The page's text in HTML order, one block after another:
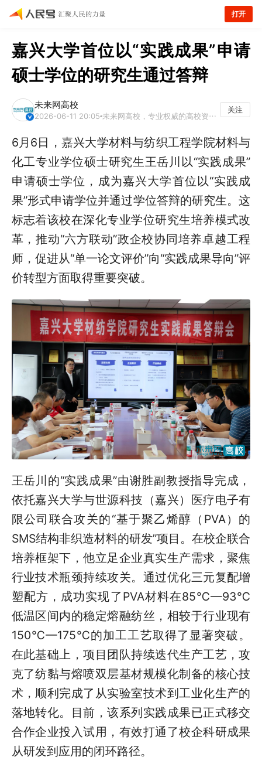
打开
嘉兴大学首位以“实践成果”申请
硕士学位的研究生通过答辩
未来网高校
2026-06-11 20:05 未来网高校，专业权威的高校资讯平台
关注
6月6日，嘉兴大学材料与纺织工程学院材料与
化工专业学位硕士研究生王岳川以“实践成果”
申请硕士学位，成为嘉兴大学首位以“实践成
果”形式申请学位并通过学位答辩的研究生。这
标志着该校在深化专业学位研究生培养模式改
革，推动“六方联动”政企校协同培养卓越工程
师，促进从“单一论文评价”向“实践成果导向”评
价转型方面取得重要突破。
王岳川的“实践成果”由谢胜副教授指导完成，
依托嘉兴大学与世源科技（嘉兴）医疗电子有
限公司联合攻关的“基于聚乙烯醇（PVA）的
SMS结构非织造材料的研发”项目。在校企联合
培养框架下，他立足企业真实生产需求，聚焦
行业技术瓶颈持续攻关。通过优化三元复配增
塑配方，成功实现了PVA材料在85℃—93℃
低温区间内的稳定熔融纺丝，相较于行业现有
150℃—175℃的加工工艺取得了显著突破。
在此基础上，项目团队持续迭代生产工艺，攻
克了纺黏与熔喷双层基材规模化制备的核心技
术，顺利完成了从实验室技术到工业化生产的
落地转化。目前，该系列实践成果已正式移交
合作企业投入试用，有效打通了校企科研成果
从研发到应用的闭环路径。